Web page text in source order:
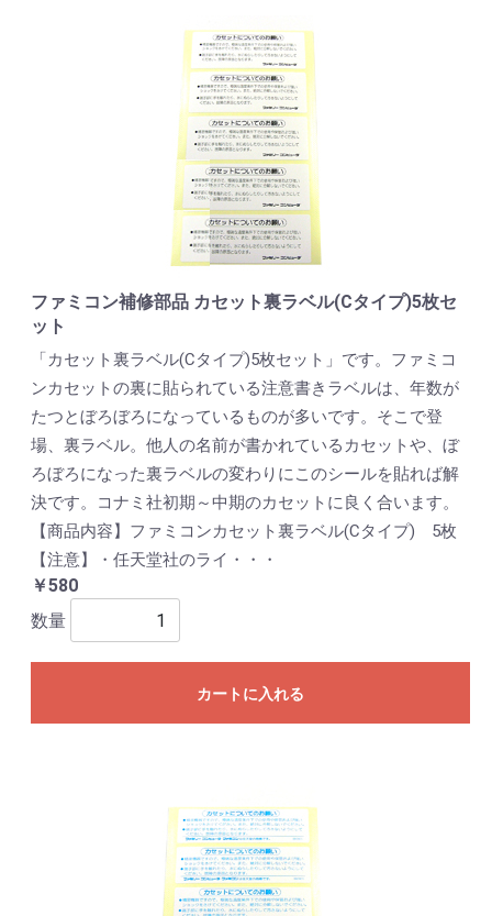
ファミコン補修部品 カセット裏ラベル(Cタイプ)5枚セ
ット
「カセット裏ラベル(Cタイプ)5枚セット」です。ファミコ
ンカセットの裏に貼られている注意書きラベルは、年数が
たつとぼろぼろになっているものが多いです。そこで登
場、裏ラベル。他人の名前が書かれているカセットや、ぼ
ろぼろになった裏ラベルの変わりにこのシールを貼れば解
決です。コナミ社初期～中期のカセットに良く合います。
【商品内容】ファミコンカセット裏ラベル(Cタイプ) 5枚
【注意】・任天堂社のライ・・・
￥580
数量
カートに入れる